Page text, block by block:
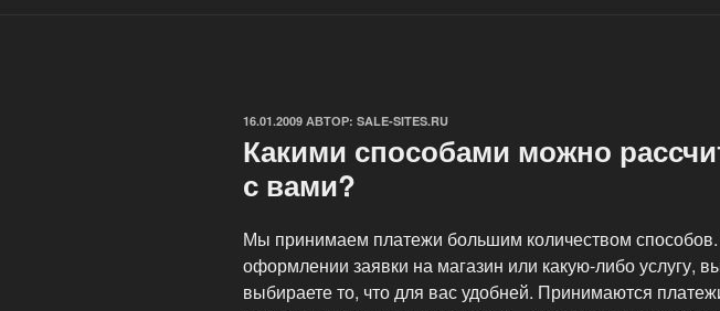
ОПУБЛИКОВАНО
16.01.2009 АВТОР: SALE-SITES.RU
Какими способами можно
с вами?
Мы принимаем платежи большим количеством
оформлении заявки на магазин или какую-либо услугу,
выбираете то, что для вас удобней. Принимаются